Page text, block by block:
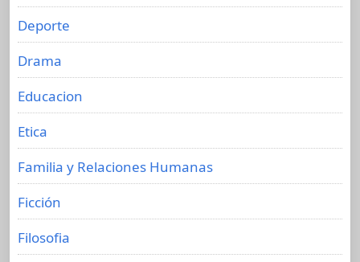
Deporte
Drama
Educacion
Etica
Familia y Relaciones Humanas
Ficción
Filosofia